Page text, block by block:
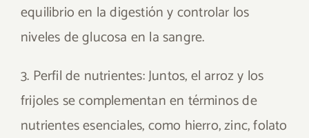
equilibrio en la digestión y controlar los
niveles de glucosa en la sangre.
3. Perfil de nutrientes: Juntos, el arroz y los
frijoles se complementan en términos de
nutrientes esenciales, como hierro, zinc, folato